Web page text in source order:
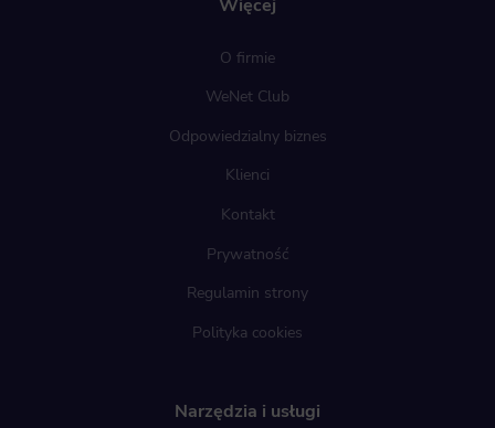
Więcej
O firmie
WeNet Club
Odpowiedzialny biznes
Klienci
Kontakt
Prywatność
Regulamin strony
Polityka cookies
Narzędzia i usługi